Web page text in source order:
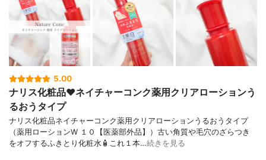
5.00
ナリス化粧品❤️ネイチャーコンク薬用クリアローションう
るおうタイプ
ナリス化粧品ネイチャーコンク薬用クリアローションうるおうタイプ
（薬用ローションW １０【医薬部外品】）古い角質や毛穴のざらつき
をオフするふきとり化粧水🧴これ１本…続きを見る